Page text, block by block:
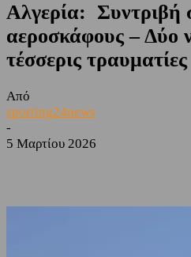
Αλγερία: Συντριβή
αεροσκάφους – Δύο
τέσσερις τραυματίες
Από
sporting24news
-
5 Μαρτίου 2026